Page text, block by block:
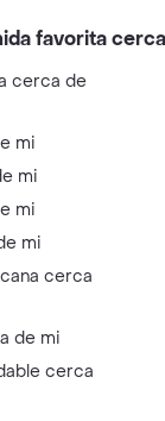
favorita
cerca de
mi
mi
mi
mi
cerca
de mi
cerca